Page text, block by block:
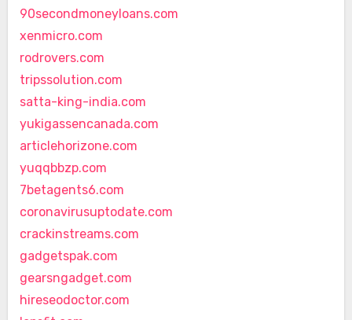
90secondmoneyloans.com
xenmicro.com
rodrovers.com
tripssolution.com
satta-king-india.com
yukigassencanada.com
articlehorizone.com
yuqqbbzp.com
7betagents6.com
coronavirusuptodate.com
crackinstreams.com
gadgetspak.com
gearsngadget.com
hireseodoctor.com